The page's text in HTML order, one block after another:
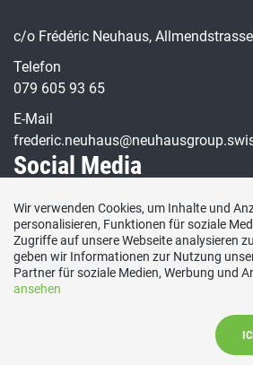
c/o Frédéric Neuhaus,
Telefon
079 605 93 65
E-Mail
Social Media
Besuchen Sie uns bei:
Impressum / Datenschutz
Wir verwenden Cookies, um Inhalte und
personalisieren, Funktionen für soziale
Zugriffe auf unsere Webseite analysieren
geben wir Informationen zur Nutzung
Partner für soziale Medien, Werbung und
ansehen